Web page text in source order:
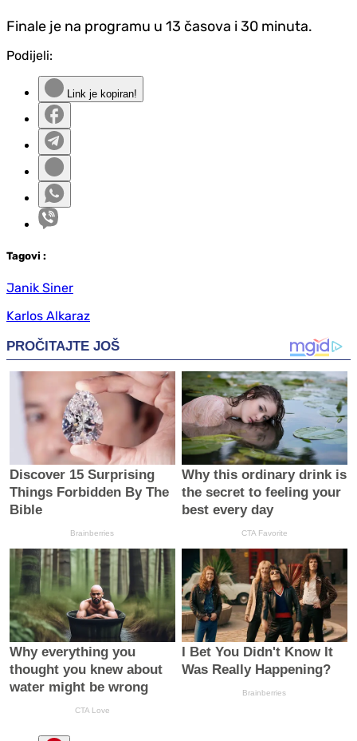
Finale je na programu u 13 časova i 30 minuta.
Podijeli:
Link je kopiran!
Tagovi :
Janik Siner
Karlos Alkaraz